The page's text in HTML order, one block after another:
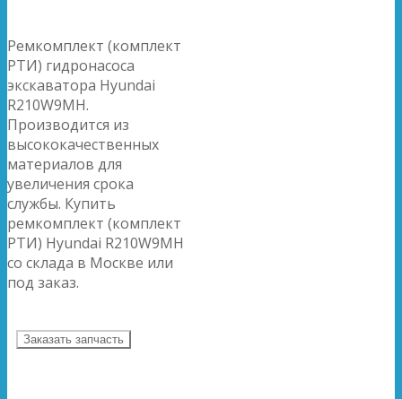
Ремкомплект (комплект
РТИ) гидронасоса
экскаватора Hyundai
R210W9MH.
Производится из
высококачественных
материалов для
увеличения срока
службы. Купить
ремкомплект (комплект
РТИ) Hyundai R210W9MH
со склада в Москве или
под заказ.
Заказать запчасть